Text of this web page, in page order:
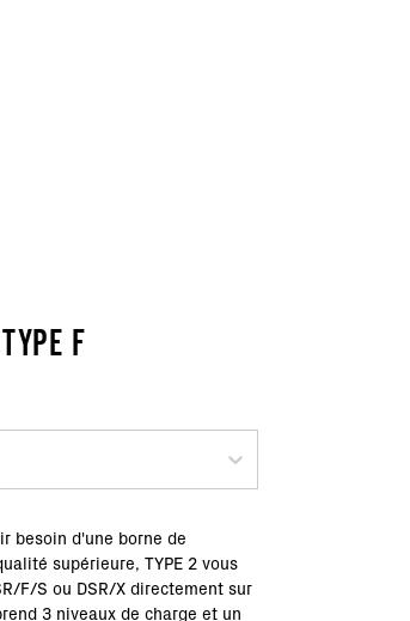
F
besoin d'une borne de
supérieure, TYPE 2 vous
F/S ou DSR/X directement sur
3 niveaux de charge et un